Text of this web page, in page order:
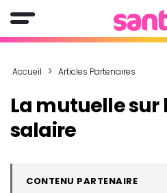
Accueil Articles Partenaires
La mutuelle sur
salaire
CONTENU PARTENAIRE